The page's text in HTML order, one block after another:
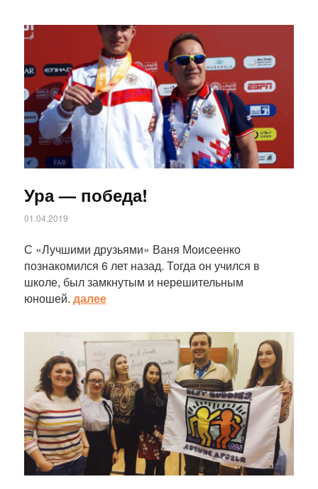
Статья
Ура — победа!
01.04.2019
С «Лучшими друзьями» Ваня Моисеенко
познакомился 6 лет назад. Тогда он учился в
школе, был замкнутым и нерешительным
юношей. далее
Статья